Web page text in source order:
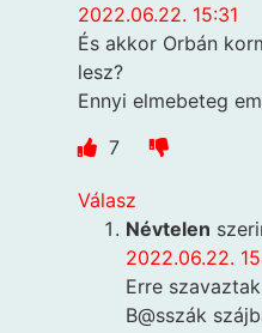
2022.06.22. 15:31
És akkor Orbán
lesz?
Ennyi elmebeteg
7
Válasz
Névtelen
2022.06.22.
Erre
B@sszák